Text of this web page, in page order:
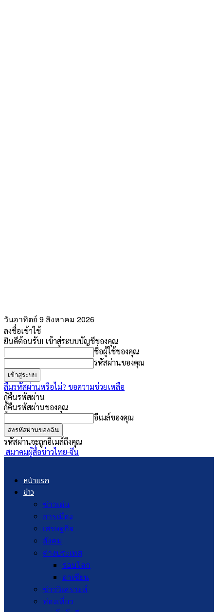
วันอาทิตย์ 9 สิงหาคม 2026
ลงชื่อเข้าใช้
ยินดีต้อนรับ! เข้าสู่ระบบบัญชีของคุณ
ชื่อผู้ใช้ของคุณ
รหัสผ่านของคุณ
ลืมรหัสผ่านหรือไม่? ขอความช่วยเหลือ
กู้คืนรหัสผ่าน
กู้คืนรหัสผ่านของคุณ
อีเมล์ของคุณ
รหัสผ่านจะถูกอีเมล์ถึงคุณ
สมาคมผู้สื่อข่าวไทย-จีน
หน้าแรก
ข่าว
ข่าวเด่น
การเมือง
เศรษฐกิจ
สังคม
ต่างประเทศ
รอบโลก
อาเซียน
ข่าววิเคราะห์
ท่องเที่ยว